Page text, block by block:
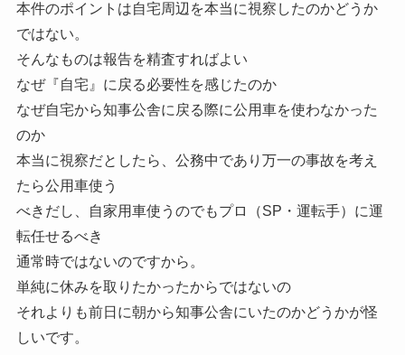
本件のポイントは自宅周辺を本当に視察したのかどうか
ではない。
そんなものは報告を精査すればよい
なぜ『自宅』に戻る必要性を感じたのか
なぜ自宅から知事公舎に戻る際に公用車を使わなかった
のか
本当に視察だとしたら、公務中であり万一の事故を考え
たら公用車使う
べきだし、自家用車使うのでもプロ（SP・運転手）に運
転任せるべき
通常時ではないのですから。
単純に休みを取りたかったからではないの
それよりも前日に朝から知事公舎にいたのかどうかが怪
しいです。